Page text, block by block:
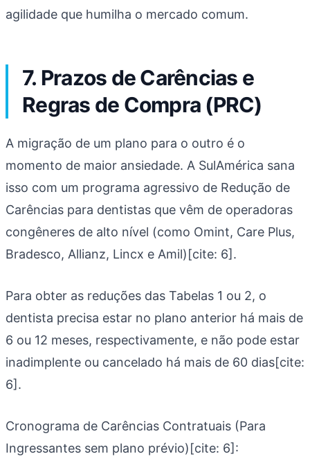
agilidade que humilha o mercado comum.
7. Prazos de Carências e
Regras de Compra (PRC)
A migração de um plano para o outro é o
momento de maior ansiedade. A SulAmérica sana
isso com um programa agressivo de Redução de
Carências para dentistas que vêm de operadoras
congêneres de alto nível (como Omint, Care Plus,
Bradesco, Allianz, Lincx e Amil)[cite: 6].
Para obter as reduções das Tabelas 1 ou 2, o
dentista precisa estar no plano anterior há mais de
6 ou 12 meses, respectivamente, e não pode estar
inadimplente ou cancelado há mais de 60 dias[cite:
6].
Cronograma de Carências Contratuais (Para
Ingressantes sem plano prévio)[cite: 6]: